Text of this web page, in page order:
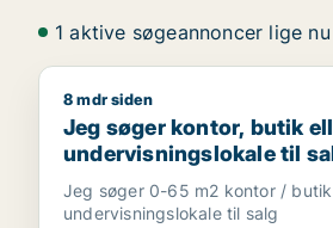
1 aktive søgeannoncer lige nu
Jeg søger kontor, butik eller
8 mdr siden
Jeg søger kontor, butik
undervisningslokale til
Storkøbenhavn,
m.fl.
Jeg søger 0-65 m2 kontor /
undervisningslokale til salg